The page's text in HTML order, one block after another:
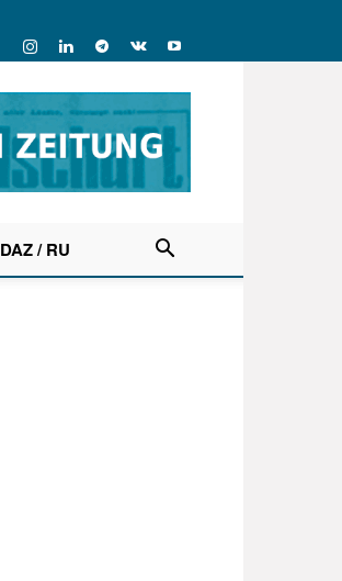
DAZ / RU